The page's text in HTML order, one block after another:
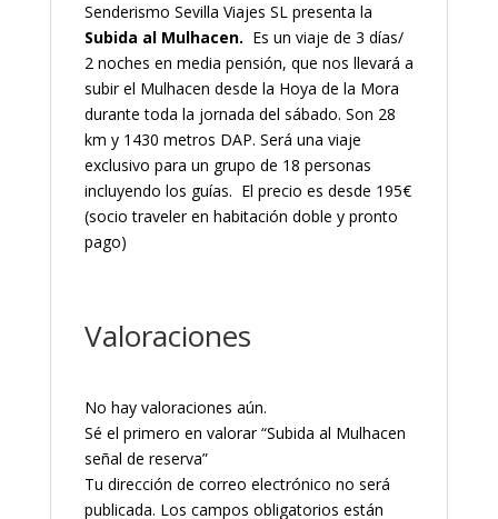
Senderismo Sevilla Viajes SL presenta la
Subida al Mulhacen. Es un viaje de 3 días/
2 noches en media pensión, que nos llevará a
subir el Mulhacen desde la Hoya de la Mora
durante toda la jornada del sábado. Son 28
km y 1430 metros DAP. Será una viaje
exclusivo para un grupo de 18 personas
incluyendo los guías. El precio es desde 195€
(socio traveler en habitación doble y pronto
pago)
Valoraciones
No hay valoraciones aún.
Sé el primero en valorar “Subida al Mulhacen
señal de reserva”
Tu dirección de correo electrónico no será
publicada. Los campos obligatorios están